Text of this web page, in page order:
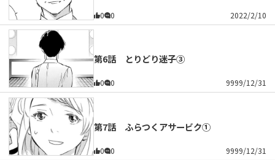
0 0 2022/2/10
第6話 とりどり迷子③
0 0 9999/12/31
第7話 ふらつくアサービク①
0 0 9999/12/31